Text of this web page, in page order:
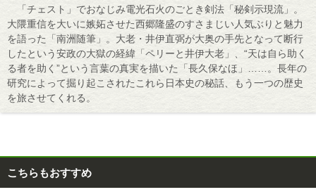
「チェスト」でおなじみ電光石火のごとき剣法「秘剣示現流」。
大隈重信を大いに嫉妬させた西郷隆盛のすさまじい人気ぶりと魅力
を語った「南洲随筆」。大老・井伊直弼が大奥の手先となって断行
したという安政の大獄の経緯「ペリーと井伊大老」、“天は自ら助く
る者を助く”という言葉の真実を描いた「長久保なほ」……。長年の
研究によって掘り起こされたこれら日本史の秘話、もう一つの歴史
を旅させてくれる。
こちらもおすすめ